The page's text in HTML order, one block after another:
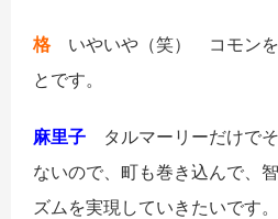
格いやいや（笑） コモンを
とです。
麻里子 タルマーリーだけで
ないので、町も巻き込んで、
ズムを実現していきたいです。